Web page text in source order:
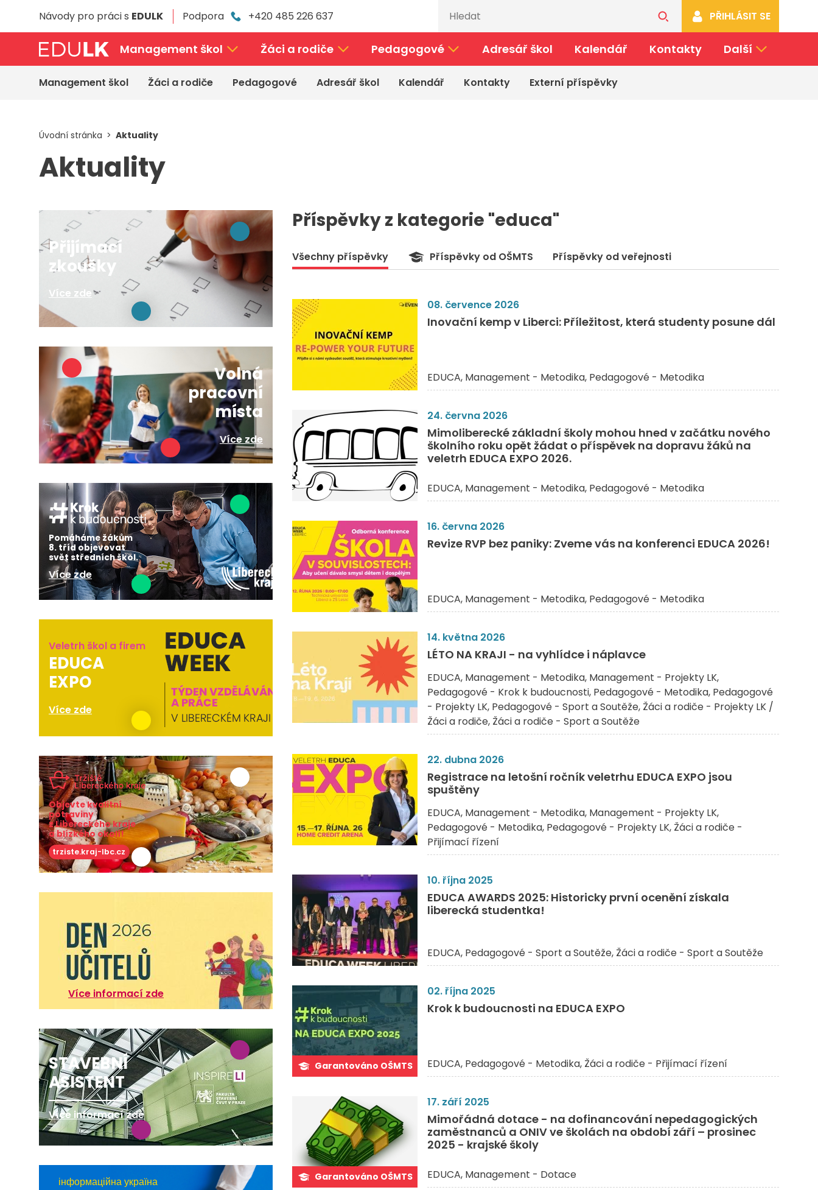
Návody pro práci s EDULK Podpora +420 485 226 637 PŘIHLÁSIT SE
Management škol Žáci a rodiče Pedagogové Adresář škol Kalendář Kontakty Další
Management škol Žáci a rodiče Pedagogové Adresář škol Kalendář Kontakty Externí příspěvky
Úvodní stránka Aktuality
Aktuality
Příspěvky z kategorie "educa"
Všechny příspěvky Příspěvky od OŠMTS Příspěvky od veřejnosti
08. července 2026
Inovační kemp v Liberci: Příležitost, která studenty posune dál
EDUCA Management - Metodika Pedagogové - Metodika
24. června 2026
Mimoliberecké základní školy mohou hned v začátku nového
školního roku opět žádat o příspěvek na dopravu žáků na
veletrh EDUCA EXPO 2026.
EDUCA Management - Metodika Pedagogové - Metodika
16. června 2026
Revize RVP bez paniky: Zveme vás na konferenci EDUCA 2026!
EDUCA Management - Metodika Pedagogové - Metodika
14. května 2026
LÉTO NA KRAJI - na vyhlídce i náplavce
EDUCA Management - Metodika Management - Projekty LK
Pedagogové - Krok k budoucnosti Pedagogové - Metodika Pedagogové
- Projekty LK Pedagogové - Sport a Soutěže Žáci a rodiče - Projekty LK /
Žáci a rodiče Žáci a rodiče - Sport a Soutěže
22. dubna 2026
Registrace na letošní ročník veletrhu EDUCA EXPO jsou
spuštěny
EDUCA Management - Metodika Management - Projekty LK
Pedagogové - Metodika Pedagogové - Projekty LK Žáci a rodiče -
Přijímací řízení
10. října 2025
EDUCA AWARDS 2025: Historicky první ocenění získala
liberecká studentka!
EDUCA Pedagogové - Sport a Soutěže Žáci a rodiče - Sport a Soutěže
Garantováno OŠMTS
02. října 2025
Krok k budoucnosti na EDUCA EXPO
EDUCA Pedagogové - Metodika Žáci a rodiče - Přijímací řízení
Garantováno OŠMTS
17. září 2025
Mimořádná dotace - na dofinancování nepedagogických
zaměstnanců a ONIV ve školách na období září – prosinec
2025 - krajské školy
EDUCA Management - Dotace
Přijímací
zkoušky
Více zde
Volná
pracovní
místa
Více zde
Pomáháme žákům
8. tříd objevovat
svět středních škol.
Více zde
Veletrh škol a firem
EDUCA
EXPO
Více zde
Objevte kvalitní
potraviny
z Libereckého kraje
a blízkého okolí!
trziste.kraj-lbc.cz
Více informací zde
STAVEBNÍ
ASISTENT
Více informací zde
інформаційна україна